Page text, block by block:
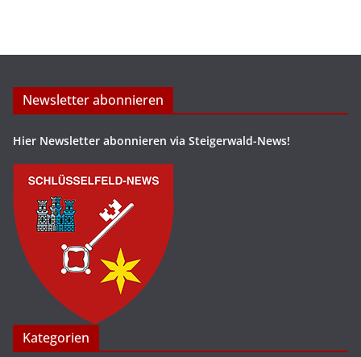
Newsletter abonnieren
Hier Newsletter abonnieren via Steigerwald-News!
Kategorien